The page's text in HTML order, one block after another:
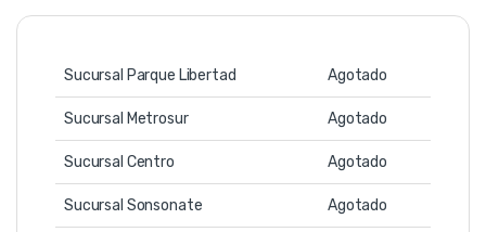
Sucursal Parque Libertad Agotado
Sucursal Metrosur Agotado
Sucursal Centro Agotado
Sucursal Sonsonate Agotado